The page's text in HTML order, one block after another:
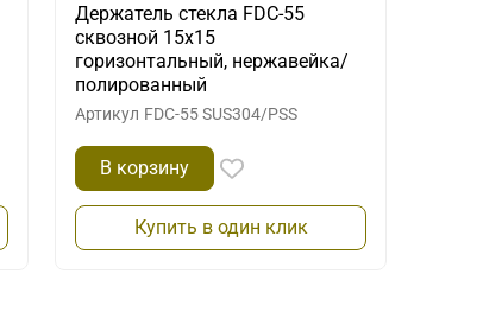
Держатель стекла FDC-55
сквозной 15х15
горизонтальный, нержавейка/
полированный
Артикул FDC-55 SUS304/PSS
В корзину
Купить в один клик